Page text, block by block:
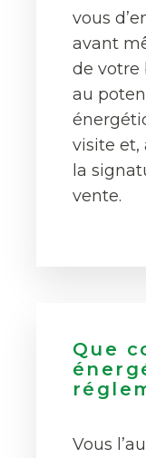
vous
avant
de votre
au
visite et,
la
vente.
Que
Vous